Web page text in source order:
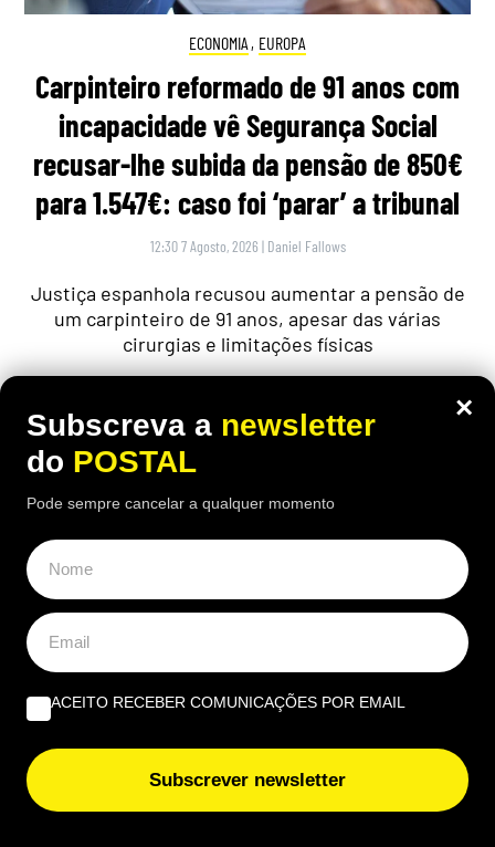
ECONOMIA , EUROPA
Carpinteiro reformado de 91 anos com
incapacidade vê Segurança Social
recusar-lhe subida da pensão de 850€
para 1.547€: caso foi ‘parar’ a tribunal
12:30 7 Agosto, 2026 | Daniel Fallows
Justiça espanhola recusou aumentar a pensão de
um carpinteiro de 91 anos, apesar das várias
cirurgias e limitações físicas
ECONOMIA,EUROPA
Banco de Espanha faz aviso a quem
×
Subscreva a newsletter
do POSTAL
Pode sempre cancelar a qualquer momento
ACEITO RECEBER COMUNICAÇÕES POR EMAIL
Subscrever newsletter